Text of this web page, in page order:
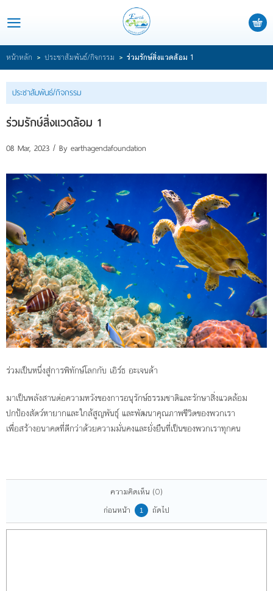
เกี่ยวกับมูลนิธิ
ร่วมเป็นส่วนหนึ่ง
สาระความรู้/บทความ
ประชาสัมพันธ์/กิจกรรม
ติดต่อเรา
หน้าหลัก > ประชาสัมพันธ์/กิจกรรม > ร่วมรักษ์สิ่งแวดล้อม 1
ประชาสัมพันธ์/กิจกรรม
ร่วมรักษ์สิ่งแวดล้อม 1
08 Mar, 2023 / By earthagendafoundation
ร่วมเป็นหนึ่งสู่การพิทักษ์โลกกับ เอิร์ธ อะเจนด้า
มาเป็นพลังสานต่อความหวังของการอนุรักษ์ธรรมชาติและรักษาสิ่งแวดล้อม
ปกป้องสัตว์หายากและใกล้สูญพันธุ์ และพัฒนาคุณภาพชีวิตของพวกเรา
เพื่อสร้างอนาคตที่ดีกว่าด้วยความมั่นคงและยั่งยืนที่เป็นของพวกเราทุกคน
ความคิดเห็น (0)
ก่อนหน้า
1 ถัดไป